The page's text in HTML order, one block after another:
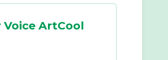
ArtCool